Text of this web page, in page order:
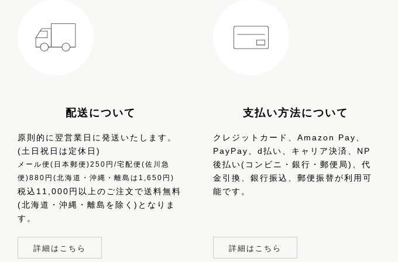
配送について
原則的に翌営業日に発送いたします。
(土日祝日は定休日)
メール便(日本郵便)250円/宅配便(佐川急
便)880円(北海道・沖縄・離島は1,650円)
税込11,000円以上のご注文で送料無料
(北海道・沖縄・離島を除く)となりま
す。
詳細はこちら
支払い方法について
クレジットカード、Amazon Pay、
PayPay、d払い、キャリア決済、NP
後払い(コンビニ・銀行・郵便局)、代
金引換、銀行振込、郵便振替が利用可
能です。
詳細はこちら